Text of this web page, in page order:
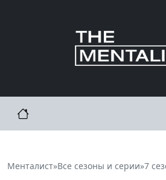
Менталист»Все сезоны и серии»7